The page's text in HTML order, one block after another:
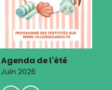
Agenda de l'été
Juin 2026